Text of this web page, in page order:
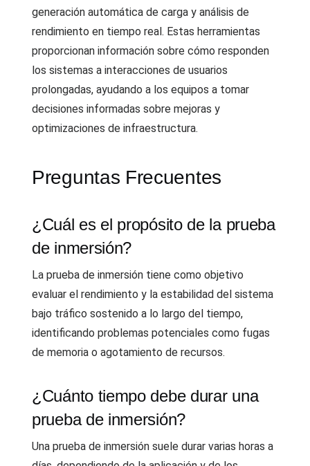
generación automática de carga y análisis de
rendimiento en tiempo real. Estas herramientas
proporcionan información sobre cómo responden
los sistemas a interacciones de usuarios
prolongadas, ayudando a los equipos a tomar
decisiones informadas sobre mejoras y
optimizaciones de infraestructura.
Preguntas Frecuentes
¿Cuál es el propósito de la prueba
de inmersión?
La prueba de inmersión tiene como objetivo
evaluar el rendimiento y la estabilidad del sistema
bajo tráfico sostenido a lo largo del tiempo,
identificando problemas potenciales como fugas
de memoria o agotamiento de recursos.
¿Cuánto tiempo debe durar una
prueba de inmersión?
Una prueba de inmersión suele durar varias horas a